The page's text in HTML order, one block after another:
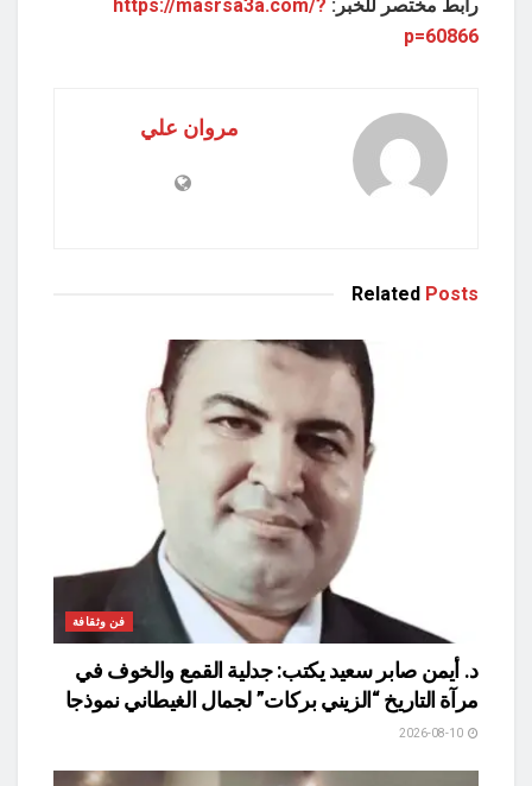
رابط مختصر للخبر: https://masrsa3a.com/?
p=60866
مروان علي
Related Posts
فن وثقافة
د. أيمن صابر سعيد يكتب: جدلية القمع والخوف في
مرآة التاريخ “الزيني بركات” لجمال الغيطاني نموذجا